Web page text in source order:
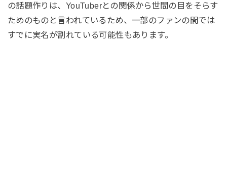
の話題作りは、YouTuberとの関係から世間の目をそらす
ためのものと言われているため、一部のファンの間では
すでに実名が割れている可能性もあります。